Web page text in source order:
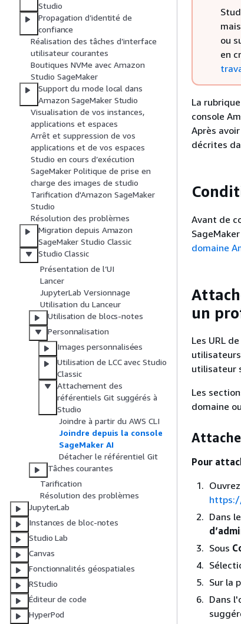
Studio
Propagation d’identité de
confiance
Réalisation des tâches d’interface
utilisateur courantes
Boutiques NVMe avec Amazon
Studio SageMaker
Support du mode local dans
Amazon SageMaker Studio
Visualisation de vos instances,
applications et espaces
Arrêt et suppression de vos
applications et de vos espaces
Studio en cours d’exécution
SageMaker Politique de prise en
charge des images de studio
Tarification d'Amazon SageMaker
Studio
Résolution des problèmes
Migration depuis Amazon
SageMaker Studio Classic
Studio Classic
Présentation de l’UI
Lancer
JupyterLab Versionnage
Utilisation du Lanceur
Utilisation de blocs-notes
Personnalisation
Images personnalisées
Utilisation de LCC avec Studio
Classic
Attachement des
référentiels Git suggérés à
Studio
Joindre à partir du AWS CLI
Joindre depuis la console
SageMaker AI
Détacher le référentiel Git
Tâches courantes
Tarification
Résolution des problèmes
JupyterLab
Instances de bloc-notes
Studio Lab
Canvas
Fonctionnalités géospatiales
RStudio
Éditeur de code
HyperPod
ou
en
La
console
Après
décrites
Avant de
domaine
un
Les URL
utilisateur
Les
domaine
Pour
Dans
Sous
Sur la
Dans